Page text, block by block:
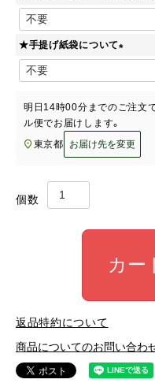
★手提げ紙袋について
必
)
明日 14時00分 までのご注文
ル便でお届けします。
東京都
お届け先を変更
カー
返品特約について
商品についてのお問い合わ